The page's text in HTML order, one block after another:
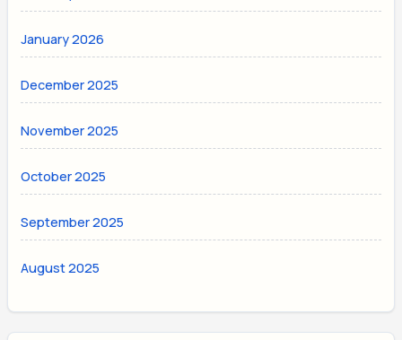
January 2026
December 2025
November 2025
October 2025
September 2025
August 2025